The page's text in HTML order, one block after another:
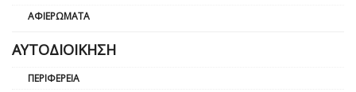
ΑΦΙΕΡΏΜΑΤΑ
ΑΥΤΟΔΙΟΊΚΗΣΗ
ΠΕΡΙΦΈΡΕΙΑ